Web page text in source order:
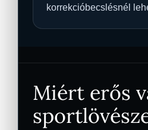
korrekcióbecslésnél
Miért erős